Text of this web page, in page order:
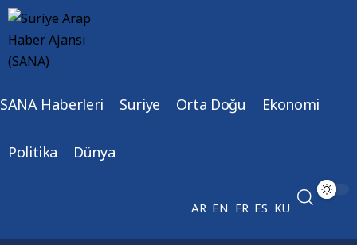
SANA Haberleri Suriye Orta Doğu Ekonomi
Politika Dünya
AR EN FR ES KU